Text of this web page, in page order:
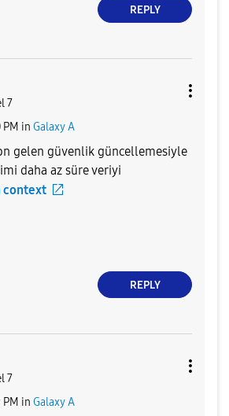
REPLY
7
in Galaxy A
gelen güvenlik güncellemesiyle
daha az süre veriyi
context
REPLY
7
in Galaxy A